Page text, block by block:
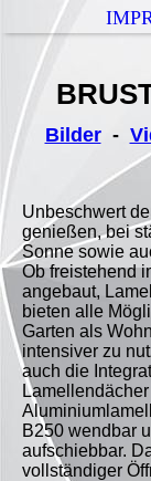
Bilder-
Unbeschwert
genießen, bei
Sonnesowie
Ob freistehend
angebaut,
bieten alle
Garten als
intensiver zu
auch die
B250 wendbar
aufschiebbar.
vollständiger